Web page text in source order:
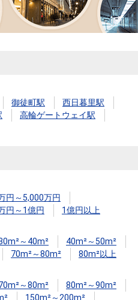
御徒町駅
西日暮里駅
高輪ゲートウェイ駅
円～5,000万円
円～1億円
1億円以上
～40m²
40m²～50m²
70m²～80m²
80m²以上
～80m²
80m²～90m²
150m²～200m²